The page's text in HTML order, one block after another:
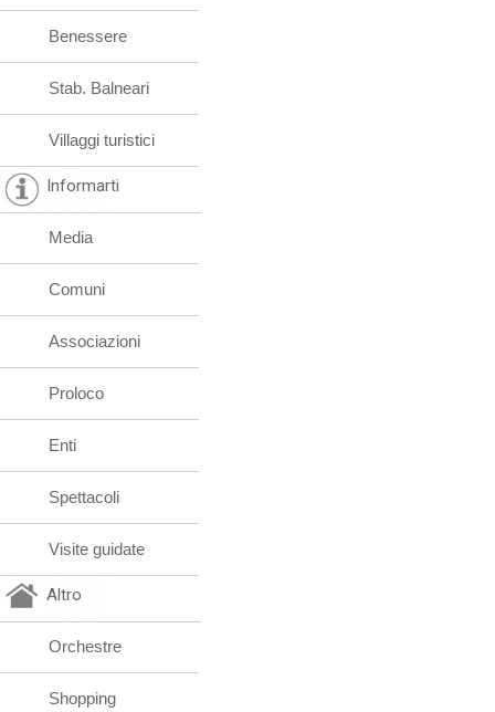
Benessere
Stab. Balneari
Villaggi turistici
Informarti
Media
Comuni
Associazioni
Proloco
Enti
Spettacoli
Visite guidate
Altro
Orchestre
Shopping